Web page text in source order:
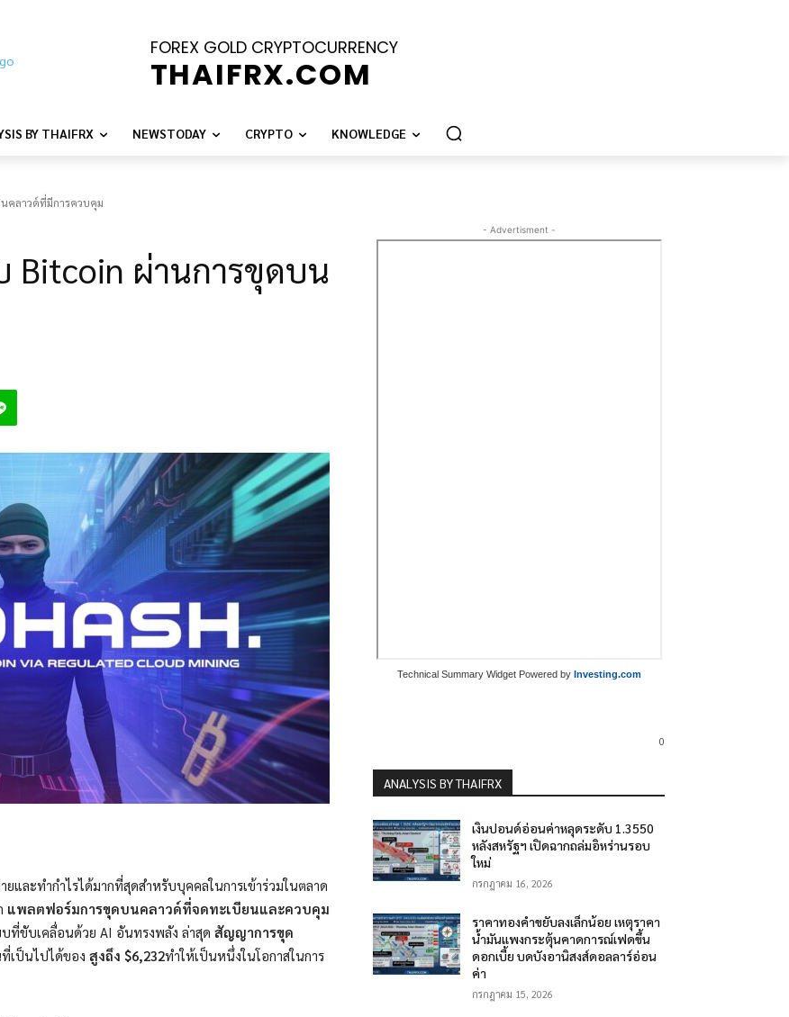
FOREX GOLD CRYPTOCURRENCY
THAIFRX.COM
BY THAIFRX NEWSTODAY CRYPTO KNOWLEDGE
คลาวด์ที่มีการควบคุม
Bitcoin ผ่านการขุดบน
ยและทำกำไรได้มากที่สุดสำหรับบุคคลในการเข้าร่วมในตลาด
แพลตฟอร์มการขุดบนคลาวด์ที่จดทะเบียนและควบคุม
บที่ขับเคลื่อนด้วย AI อันทรงพลัง ล่าสุด สัญญาการขุด
ที่เป็นไปได้ของ สูงถึง $6,232ทำให้เป็นหนึ่งในโอกาสในการ
- Advertisment -
Technical Summary Widget Powered by Investing.com
0
ANALYSIS BY THAIFRX
เงินปอนด์อ่อนค่าหลุดระดับ 1.3550
หลังสหรัฐฯ เปิดฉากถล่มอิหร่านรอบ
ใหม่
กรกฎาคม 16, 2026
ราคาทองคำขยับลงเล็กน้อย เหตุราคา
น้ำมันแพงกระตุ้นคาดการณ์เฟดขึ้น
ดอกเบี้ย บดบังอานิสงส์ดอลลาร์อ่อน
ค่า
กรกฎาคม 15, 2026